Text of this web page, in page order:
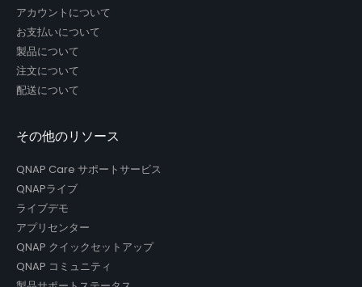
アカウントについて
お支払いについて
製品について
注文について
配送について
その他のリソース
QNAP Care サポートサービス
QNAPライブ
ライブデモ
アプリセンター
QNAP クイックセットアップ
QNAP コミュニティ